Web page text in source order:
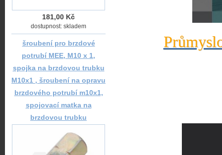
181,00 Kč
dostupnost: skladem
šroubení pro brzdové
potrubí MEE, M10 x 1,
spojka na brzdovou trubku
M10x1 , šroubení na opravu
brzdového potrubí m10x1,
spojovací matka na
brzdovou trubku